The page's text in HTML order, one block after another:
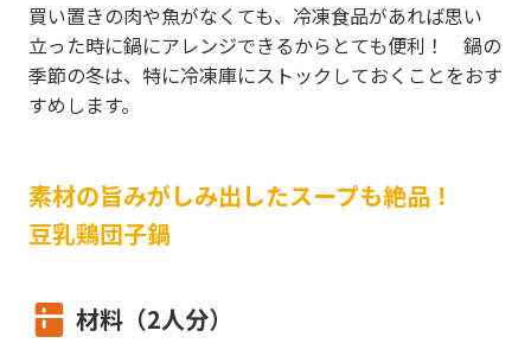
買い置きの肉や魚がなくても、冷凍食品があれば思い
立った時に鍋にアレンジできるからとても便利！ 鍋の
季節の冬は、特に冷凍庫にストックしておくことをおす
すめします。
素材の旨みがしみ出したスープも絶品！
豆乳鶏団子鍋
材料（2人分）